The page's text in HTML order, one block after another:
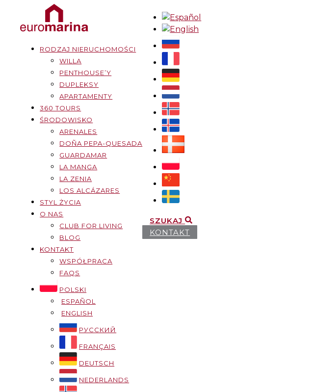
RODZAJ NIERUCHOMOŚCI
WILLA
PENTHOUSE’Y
DUPLEKSY
APARTAMENTY
360 TOURS
ŚRODOWISKO
ARENALES
DOÑA PEPA-QUESADA
GUARDAMAR
LA MANGA
LA ZENIA
LOS ALCÁZARES
STYL ŻYCIA
O NAS
CLUB FOR LIVING
BLOG
KONTAKT
WSPÓŁPRACA
FAQS
POLSKI
ESPAÑOL
ENGLISH
РУССКИЙ
FRANÇAIS
DEUTSCH
NEDERLANDS
SZUKAJ
KONTAKT